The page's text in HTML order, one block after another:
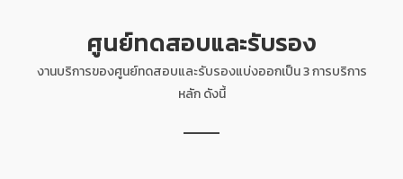
ศูนย์ทดสอบและรับรอง
งานบริการของศูนย์ทดสอบและรับรองแบ่งออกเป็น 3 การบริการ
หลัก ดังนี้